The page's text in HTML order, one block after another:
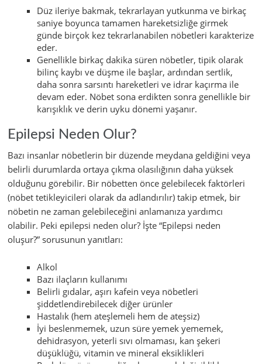
Düz ileriye bakmak, tekrarlayan yutkunma ve birkaç
saniye boyunca tamamen hareketsizliğe girmek
günde birçok kez tekrarlanabilen nöbetleri karakterize
eder.
Genellikle birkaç dakika süren nöbetler, tipik olarak
bilinç kaybı ve düşme ile başlar, ardından sertlik,
daha sonra sarsıntı hareketleri ve idrar kaçırma ile
devam eder. Nöbet sona erdikten sonra genellikle bir
karışıklık ve derin uyku dönemi yaşanır.
Epilepsi Neden Olur?
Bazı insanlar nöbetlerin bir düzende meydana geldiğini veya
belirli durumlarda ortaya çıkma olasılığının daha yüksek
olduğunu görebilir. Bir nöbetten önce gelebilecek faktörleri
(nöbet tetikleyicileri olarak da adlandırılır) takip etmek, bir
nöbetin ne zaman gelebileceğini anlamanıza yardımcı
olabilir. Peki epilepsi neden olur? İşte “Epilepsi neden
oluşur?” sorusunun yanıtları:
Alkol
Bazı ilaçların kullanımı
Belirli gıdalar, aşırı kafein veya nöbetleri
şiddetlendirebilecek diğer ürünler
Hastalık (hem ateşlemeli hem de ateşsiz)
İyi beslenmemek, uzun süre yemek yememek,
dehidrasyon, yeterli sıvı olmaması, kan şekeri
düşüklüğü, vitamin ve mineral eksiklikleri